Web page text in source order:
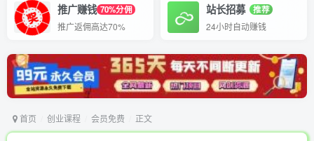
推广赚钱 70%分佣
推广返佣高达70%
站长招募
推荐
24小时自动赚钱
首页 创业课程 会员免费 正文